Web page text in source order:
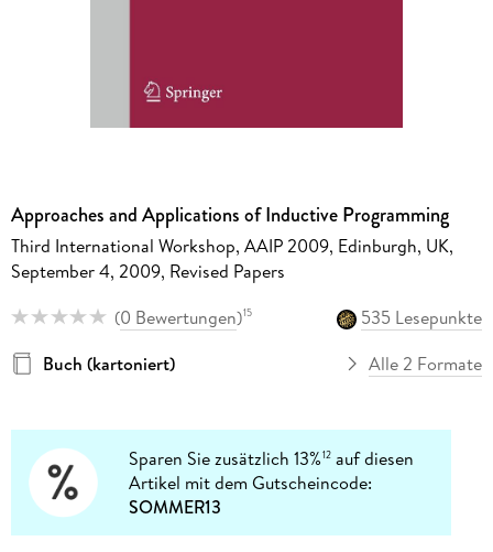
Approaches and Applications of Inductive Programming
Third International Workshop, AAIP 2009, Edinburgh, UK,
September 4, 2009, Revised Papers
(0 Bewertungen)15
535 Lesepunkte
Buch (kartoniert)
Alle 2 Formate
Sparen Sie zusätzlich 13%12 auf diesen
Artikel mit dem Gutscheincode:
SOMMER13